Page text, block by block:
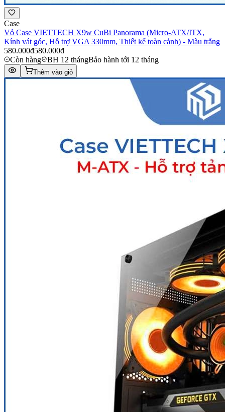
Case
Vỏ Case VIETTECH X9w CuBi Panorama (Micro-ATX/ITX,
Kính vát góc, Hỗ trợ VGA 330mm, Thiết kế toàn cảnh) - Màu trắng
580.000đ580.000đ
Còn hàng
BH 12 thángBảo hành tới 12 tháng
Thêm vào giỏ